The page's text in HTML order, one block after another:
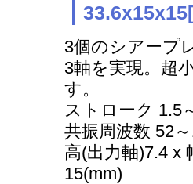
3個のシアープ
3軸を実現。超
す。
ストローク 1.5
共振周波数 52
高(出力軸)7.4 x
15(mm)